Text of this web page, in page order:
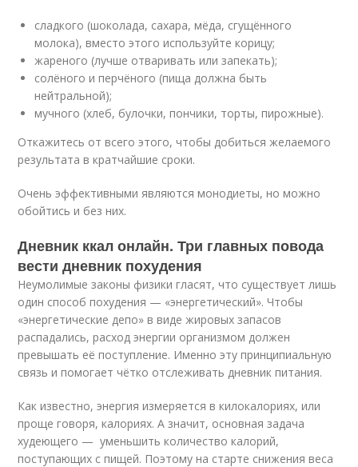
сладкого (шоколада, сахара, мёда, сгущённого
молока), вместо этого используйте корицу;
жареного (лучше отваривать или запекать);
солёного и перчёного (пища должна быть
нейтральной);
мучного (хлеб, булочки, пончики, торты, пирожные).
Откажитесь от всего этого, чтобы добиться желаемого
результата в кратчайшие сроки.
Очень эффективными являются монодиеты, но можно
обойтись и без них.
Дневник ккал онлайн. Три главных повода
вести дневник похудения
Неумолимые законы физики гласят, что существует лишь
один способ похудения — «энергетический». Чтобы
«энергетические депо» в виде жировых запасов
распадались, расход энергии организмом должен
превышать её поступление. Именно эту принципиальную
связь и помогает чётко отслеживать дневник питания.
Как известно, энергия измеряется в килокалориях, или
проще говоря, калориях. А значит, основная задача
худеющего — уменьшить количество калорий,
поступающих с пищей. Поэтому на старте снижения веса